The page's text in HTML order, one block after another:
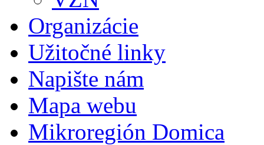
Organizácie
Užitočné linky
Napište nám
Mapa webu
Mikroregión Domica